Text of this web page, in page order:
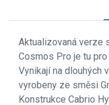
Aktualizovaná verze
Cosmos Pro je tu pro
Vynikají na dlouhých
vyrobeny ze směsi
Konstrukce Cabrio